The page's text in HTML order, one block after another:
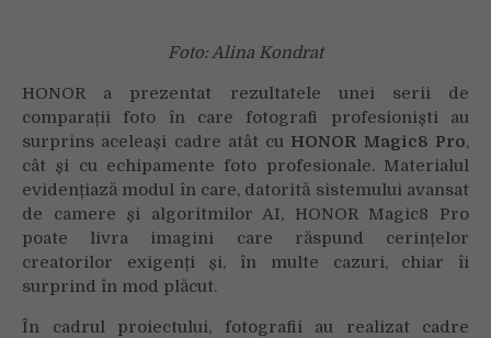
profesionale
Foto: Alina Kondrat
HONOR a prezentat rezultatele unei serii de
comparații foto în care fotografi profesioniști au
surprins aceleași cadre atât cu HONOR Magic8 Pro,
cât și cu echipamente foto profesionale. Materialul
evidențiază modul în care, datorită sistemului avansat
de camere și algoritmilor AI, HONOR Magic8 Pro
poate livra imagini care răspund cerințelor
creatorilor exigenți și, în multe cazuri, chiar îi
surprind în mod plăcut.
În cadrul proiectului, fotografii au realizat cadre